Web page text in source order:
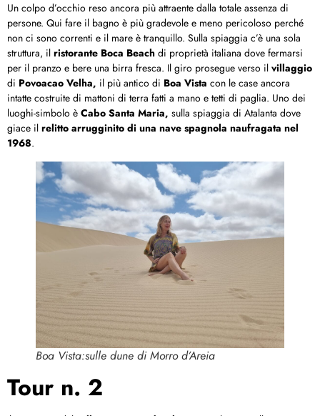
Un colpo d’occhio reso ancora più attraente dalla totale assenza di
persone. Qui fare il bagno è più gradevole e meno pericoloso perché
non ci sono correnti e il mare è tranquillo. Sulla spiaggia c’è una sola
struttura, il ristorante Boca Beach di proprietà italiana dove fermarsi
per il pranzo e bere una birra fresca. Il giro prosegue verso il villaggio
di Povoacao Velha, il più antico di Boa Vista con le case ancora
intatte costruite di mattoni di terra fatti a mano e tetti di paglia. Uno dei
luoghi-simbolo è Cabo Santa Maria, sulla spiaggia di Atalanta dove
giace il relitto arrugginito di una nave spagnola naufragata nel
1968.
Boa Vista:sulle dune di Morro d’Areia
Tour n. 2